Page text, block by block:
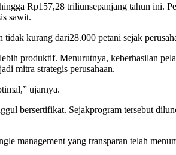
Rp157,28 triliunsepanjang tahun ini.
sawit.
tidak kurang dari28.000 petani sejak
lebih produktif. Menurutnya, keberhasilan
mitra strategis perusahaan.
ujarnya.
bersertifikat. Sejakprogram tersebut
management yang transparan telah